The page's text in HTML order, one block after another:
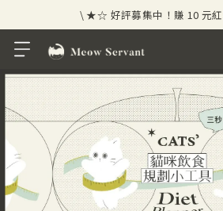
\ ★☆ 好評募集中！賺 10 元
⟡⣠𝘄𝗲𝗹𝗰𝗼𝗺𝗲 ⁘ 新會員贈 50 元紅
\ ★☆ 好評募集中！賺 10 元